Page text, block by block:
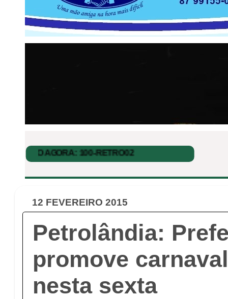
12 FEVEREIRO 2015
Petrolândia:
promove
nesta sexta